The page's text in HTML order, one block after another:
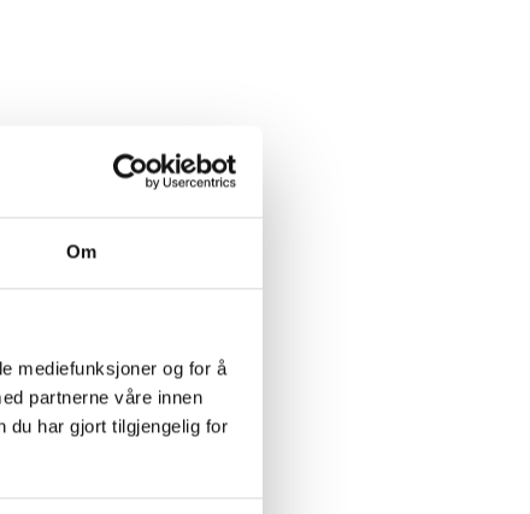
Om
mediefunksjoner og for å
partnerne våre innen
du har gjort tilgjengelig for